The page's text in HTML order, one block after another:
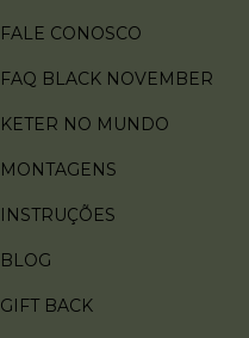
FALE CONOSCO
FAQ BLACK NOVEMBER
KETER NO MUNDO
MONTAGENS
INSTRUÇÕES
BLOG
GIFT BACK